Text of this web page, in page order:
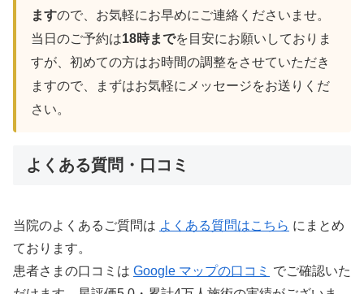
ますので、お気軽にお早めにご連絡くださいませ。
当日のご予約は18時までを目安にお願いしておりま
すが、初めての方はお時間の調整をさせていただき
ますので、まずはお気軽にメッセージをお送りくだ
さい。
よくある質問・口コミ
当院のよくあるご質問は よくある質問はこちら にまとめ
ております。
患者さまの口コミは Google マップの口コミ でご確認いた